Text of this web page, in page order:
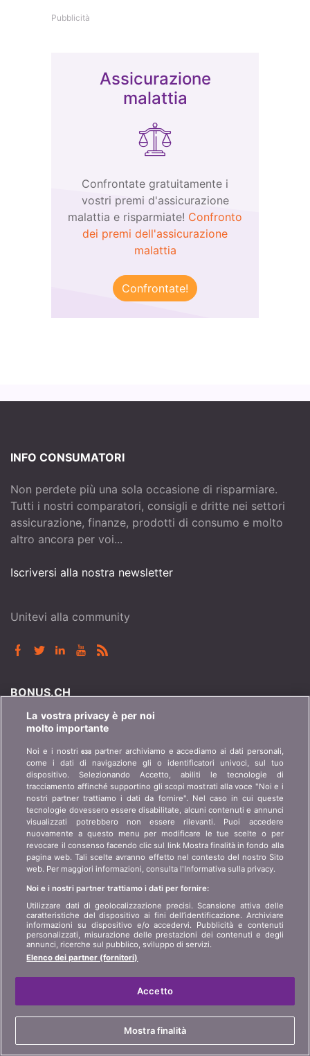
Pubblicità
Assicurazione
malattia
Confrontate gratuitamente i
vostri premi d'assicurazione
malattia e risparmiate! Confronto
dei premi dell'assicurazione
malattia
Confrontate!
INFO CONSUMATORI
Non perdete più una sola occasione di risparmiare.
Tutti i nostri comparatori, consigli e dritte nei settori
assicurazione, finanze, prodotti di consumo e molto
altro ancora per voi...
Iscriversi alla nostra newsletter
Unitevi alla community
BONUS.CH
Chi è bonus.ch? Come funzionano i comparatori?
Chi siamo?
Contatto
Pubblicità
Affiliazione
Partner
Stampa
informazioni per i clienti
art 45 LSA
Protezione dei dati
Informazioni giuridiche
Mappa del sito
LINGUA
FR IT
© 2004-2026 copyright bonus.ch SA
La vostra privacy è per noi
molto importante
Noi e i nostri638 partner archiviamo e accediamo ai dati personali,
come i dati di navigazione gli o identificatori univoci, sul tuo
dispositivo. Selezionando Accetto, abiliti le tecnologie di
tracciamento affinché supportino gli scopi mostrati alla voce "Noi e i
nostri partner trattiamo i dati da fornire". Nel caso in cui queste
tecnologie dovessero essere disabilitate, alcuni contenuti e annunci
visualizzati potrebbero non essere rilevanti. Puoi accedere
nuovamente a questo menu per modificare le tue scelte o per
revocare il consenso facendo clic sul link Mostra finalità in fondo alla
pagina web. Tali scelte avranno effetto nel contesto del nostro Sito
web. Per maggiori informazioni, consulta l'Informativa sulla privacy.
Noi e i nostri partner trattiamo i dati per fornire:
Utilizzare dati di geolocalizzazione precisi. Scansione attiva delle
caratteristiche del dispositivo ai fini dell’identificazione. Archiviare
informazioni su dispositivo e/o accedervi. Pubblicità e contenuti
personalizzati, misurazione delle prestazioni dei contenuti e degli
annunci, ricerche sul pubblico, sviluppo di servizi.
Elenco dei partner (fornitori)
Accetto
Mostra finalità